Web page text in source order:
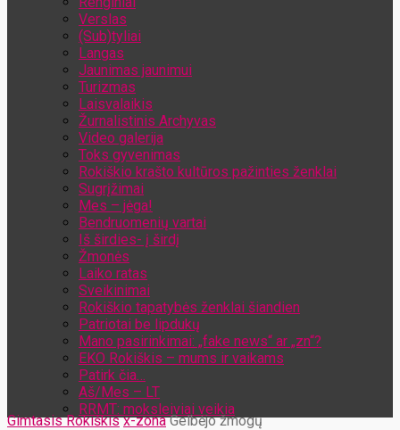
Verslas
(Sub)tyliai
Langas
Jaunimas jaunimui
Turizmas
Laisvalaikis
Žurnalistinis Archyvas
Video galerija
Toks gyvenimas
Rokiškio krašto kultūros pažinties ženklai
Sugrįžimai
Mes – jėga!
Bendruomenių vartai
Iš širdies- į širdį
Žmonės
Laiko ratas
Sveikinimai
Rokiškio tapatybės ženklai šiandien
Patriotai be lipdukų
Mano pasirinkimai: „fake news“ ar „zn“?
EKO Rokiškis – mums ir vaikams
Patirk čia…
Aš/Mes – LT
RRMT: moksleiviai veikia
Gimtasis Rokiškis x-zona Gelbėjo žmogų